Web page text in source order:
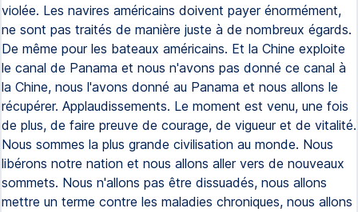
violée. Les navires américains doivent payer énormément,
ne sont pas traités de manière juste à de nombreux égards.
De même pour les bateaux américains. Et la Chine exploite
le canal de Panama et nous n'avons pas donné ce canal à
la Chine, nous l'avons donné au Panama et nous allons le
récupérer. Applaudissements. Le moment est venu, une fois
de plus, de faire preuve de courage, de vigueur et de vitalité.
Nous sommes la plus grande civilisation au monde. Nous
libérons notre nation et nous allons aller vers de nouveaux
sommets. Nous n'allons pas être dissuadés, nous allons
mettre un terme contre les maladies chroniques, nous allons